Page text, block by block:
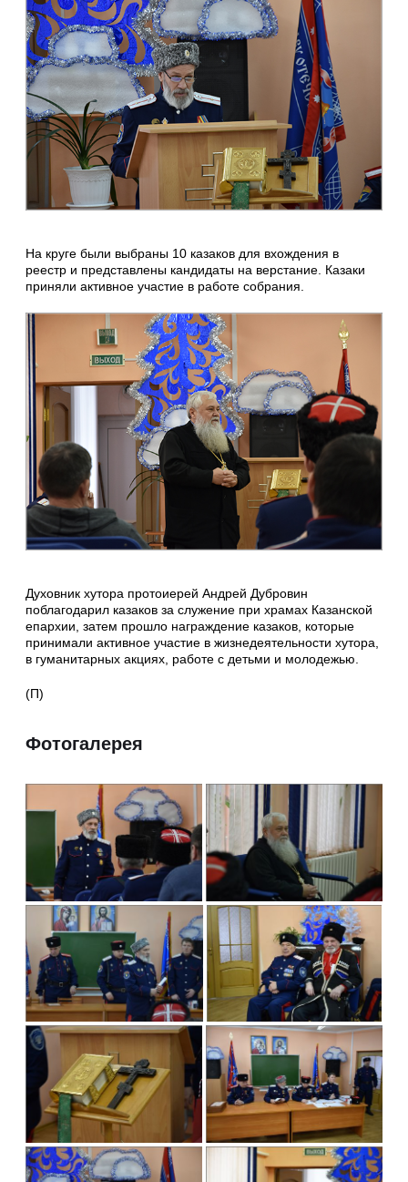
На круге были выбраны 10 казаков для вхождения в
реестр и представлены кандидаты на верстание. Казаки
приняли активное участие в работе собрания.
Духовник хутора протоиерей Андрей Дубровин
поблагодарил казаков за служение при храмах Казанской
епархии, затем прошло награждение казаков, которые
принимали активное участие в жизнедеятельности хутора,
в гуманитарных акциях, работе с детьми и молодежью.
(П)
Фотогалерея